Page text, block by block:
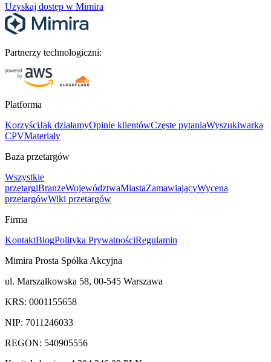
Uzyskaj dostęp w Mimira
Partnerzy technologiczni:
Platforma
KorzyściJak działamyOpinie klientówCzęste pytaniaWyszukiwarka
CPVMateriały
Baza przetargów
Wszystkie
przetargiBranżeWojewództwaMiastaZamawiającyWycena
przetargówWiki przetargów
Firma
KontaktBlogPolityka PrywatnościRegulamin
Mimira Prosta Spółka Akcyjna
ul. Marszałkowska 58, 00-545 Warszawa
KRS: 0001155658
NIP: 7011246033
REGON: 540905556